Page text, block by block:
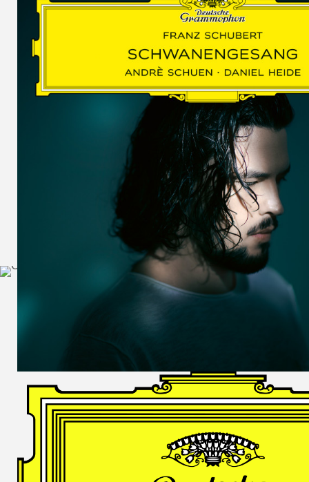
SCHUMANN
WOLF
MARTIN
SCHUMANN,
LIEDERKREIS
OP. 24
SECHS
MONOLOGE
AUS
JEDERMANN
GESÄNGE
Andrè Schuen,
Baritone
Daniel Heide,
Piano